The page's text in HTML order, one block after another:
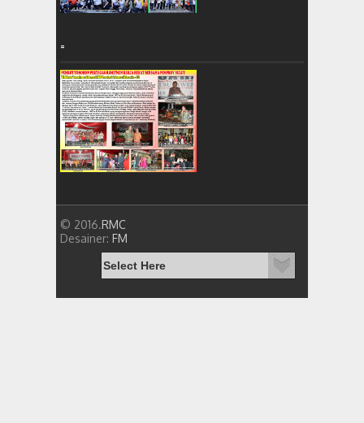
=
© 2016.RMC
Desainer: FM